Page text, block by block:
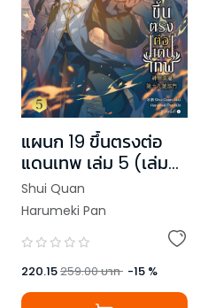
แผนก 19 ขึ้นตรงต่อ
แดนเทพ เล่ม 5 (เล่ม
จบ)
Shui Quan
Harumeki Pan
220.15259.00บาท -15 %